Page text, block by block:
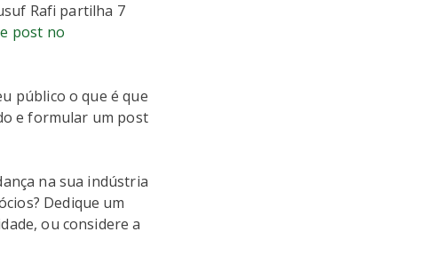
Rafi partilha 7
post no
público o que é que
e formular um post
na sua indústria
Dedique um
ou considere a